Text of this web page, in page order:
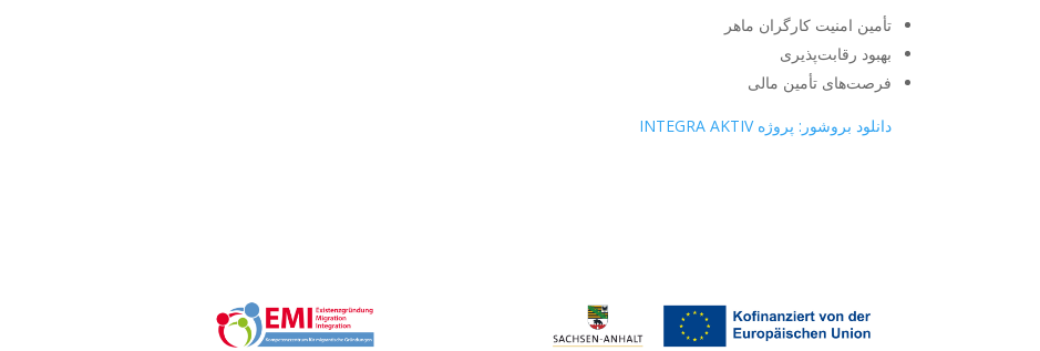
تأمین امنیت کارگران ماهر
بهبود رقابت‌پذیری
فرصت‌های تأمین مالی
دانلود بروشور: پروژه INTEGRA AKTIV